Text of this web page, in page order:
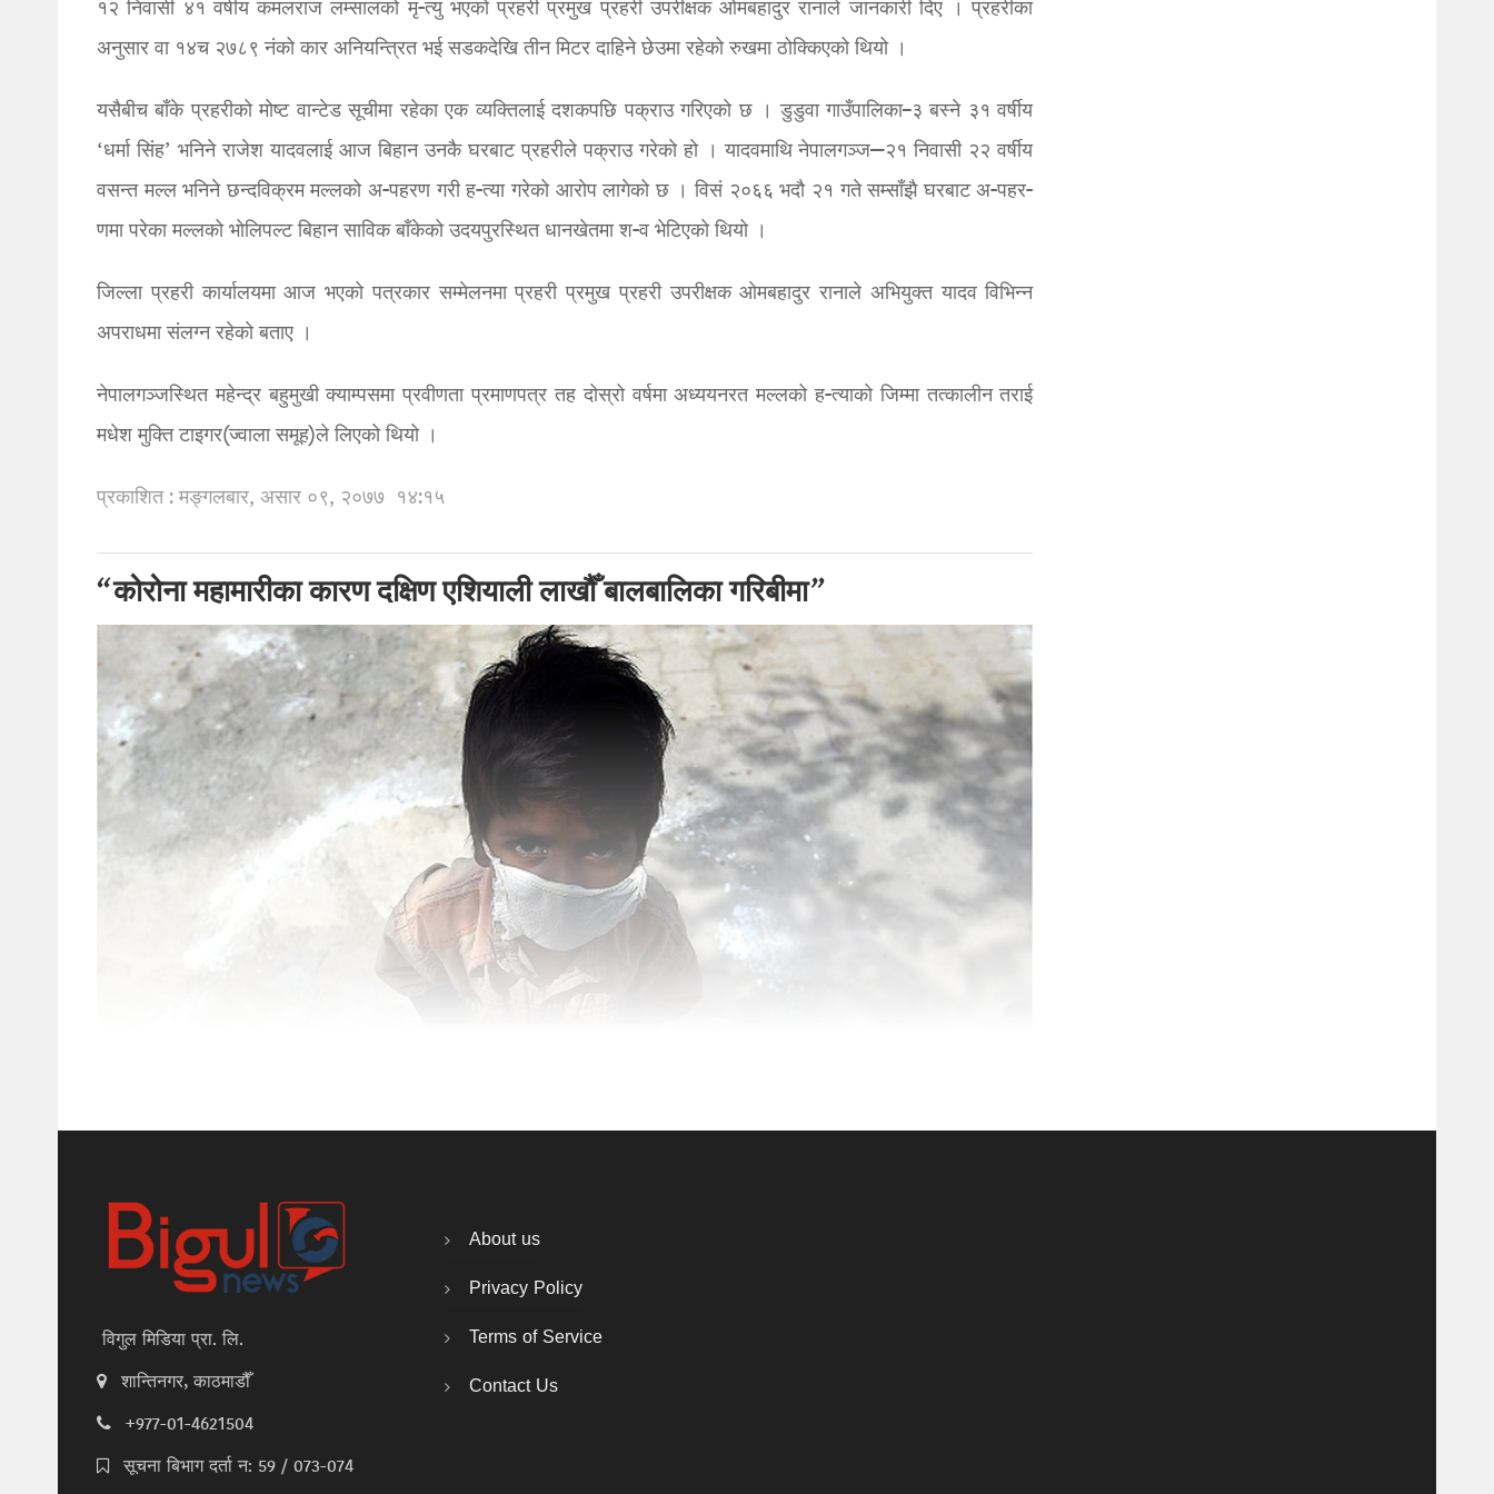
१२ निवासी ४१ वर्षीय कमलराज लम्सालको मृ-त्यु भएको प्रहरी प्रमुख प्रहरी उपरीक्षक ओमबहादुर रानाले जानकारी दिए । प्रहरीका
अनुसार वा १४च २७८९ नंको कार अनियन्त्रित भई सडकदेखि तीन मिटर दाहिने छेउमा रहेको रुखमा ठोक्किएको थियो ।
यसैबीच बाँके प्रहरीको मोष्ट वान्टेड सूचीमा रहेका एक व्यक्तिलाई दशकपछि पक्राउ गरिएको छ । डुडुवा गाउँपालिका–३ बस्ने ३१ वर्षीय
‘धर्मा सिंह’ भनिने राजेश यादवलाई आज बिहान उनकै घरबाट प्रहरीले पक्राउ गरेको हो । यादवमाथि नेपालगञ्ज—२१ निवासी २२ वर्षीय
वसन्त मल्ल भनिने छन्दविक्रम मल्लको अ-पहरण गरी ह-त्या गरेको आरोप लागेको छ । विसं २०६६ भदौ २१ गते सम्साँझै घरबाट अ-पहर-
णमा परेका मल्लको भोलिपल्ट बिहान साविक बाँकेको उदयपुरस्थित धानखेतमा श-व भेटिएको थियो ।
जिल्ला प्रहरी कार्यालयमा आज भएको पत्रकार सम्मेलनमा प्रहरी प्रमुख प्रहरी उपरीक्षक ओमबहादुर रानाले अभियुक्त यादव विभिन्न
अपराधमा संलग्न रहेको बताए ।
नेपालगञ्जस्थित महेन्द्र बहुमुखी क्याम्पसमा प्रवीणता प्रमाणपत्र तह दोस्रो वर्षमा अध्ययनरत मल्लको ह-त्याको जिम्मा तत्कालीन तराई
मधेश मुक्ति टाइगर(ज्वाला समूह)ले लिएको थियो ।
प्रकाशित : मङ्गलबार, असार ०९, २०७७ १४:१५
“कोरोना महामारीका कारण दक्षिण एशियाली लाखौँ बालबालिका गरिबीमा”
विगुल मिडिया प्रा. लि.
शान्तिनगर, काठमाडौँ
+977-01-4621504
सूचना बिभाग दर्ता न: 59 / 073-074
About us
Privacy Policy
Terms of Service
Contact Us